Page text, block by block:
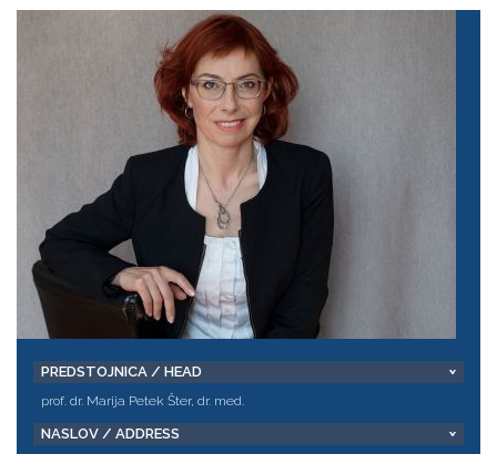
PREDSTOJNICA / HEAD
prof. dr. Marija Petek Šter, dr. med.
NASLOV / ADDRESS